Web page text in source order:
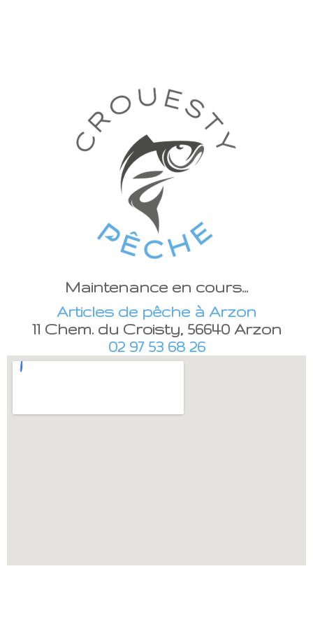
Maintenance en cours...
Articles de pêche à Arzon
11 Chem. du Croisty, 56640 Arzon
02 97 53 68 26